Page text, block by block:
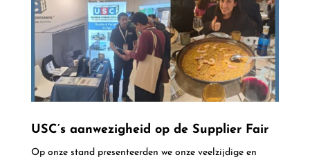
USC’s aanwezigheid op de Supplier Fair
Op onze stand presenteerden we onze veelzijdige en